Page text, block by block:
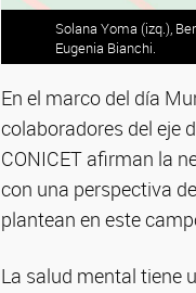
Solana Yoma (izq.),
Eugenia Bianchi.
En el marco del día
colaboradores del eje
CONICET afirman la
con una perspectiva
plantean en este
La salud mental tiene